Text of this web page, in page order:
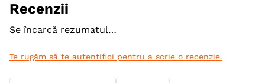
Recenzii
Se încarcă rezumatul…
Te rugăm să te autentifici pentru a scrie o recenzie.